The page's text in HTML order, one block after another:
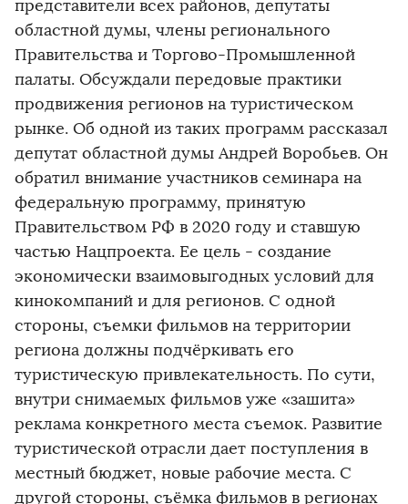
представители всех районов, депутаты
областной думы, члены регионального
Правительства и Торгово-Промышленной
палаты. Обсуждали передовые практики
продвижения регионов на туристическом
рынке. Об одной из таких программ рассказал
депутат областной думы Андрей Воробьев. Он
обратил внимание участников семинара на
федеральную программу, принятую
Правительством РФ в 2020 году и ставшую
частью Нацпроекта. Ее цель - создание
экономически взаимовыгодных условий для
кинокомпаний и для регионов. С одной
стороны, съемки фильмов на территории
региона должны подчёркивать его
туристическую привлекательность. По сути,
внутри снимаемых фильмов уже «зашита»
реклама конкретного места съемок. Развитие
туристической отрасли дает поступления в
местный бюджет, новые рабочие места. С
другой стороны, съёмка фильмов в регионах